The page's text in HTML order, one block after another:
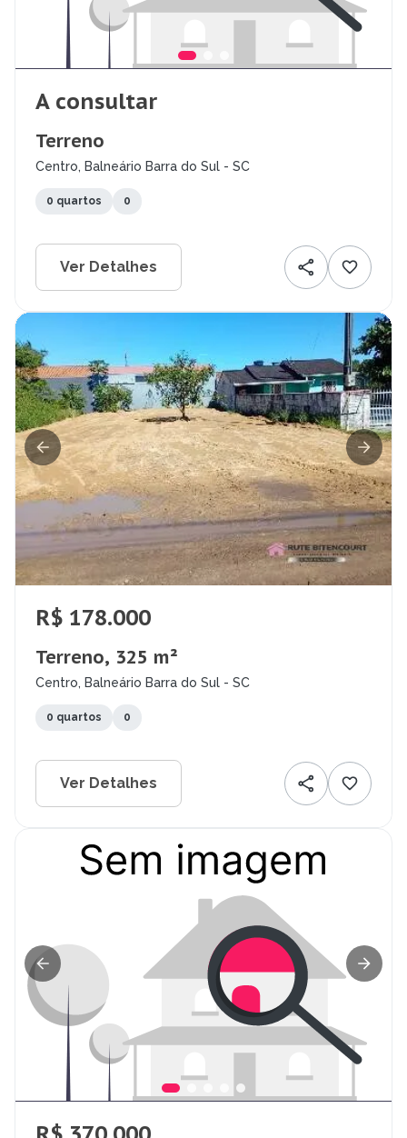
A consultar
Terreno
Centro, Balneário Barra do Sul - SC
0 quartos 0
Ver Detalhes
R$ 178.000
Terreno, 325 m²
Centro, Balneário Barra do Sul - SC
0 quartos 0
Ver Detalhes